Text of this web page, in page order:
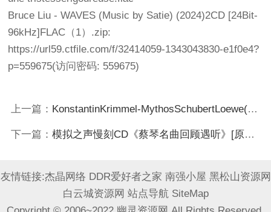
Bruce Liu - WAVES (Music by Satie) (2024)2CD [24Bit-
96kHz]FLAC（1）.zip:
https://url59.ctfile.com/f/32414059-1343043830-e1f0e4?
p=559675(访问密码: 559675)
上一篇： KonstantinKrimmel-MythosSchubertLoewe(2024)[24Bit-96kHz]FLAC
下一篇： 模拟之声慢刻CD《蔡琴名曲回顾遇听》[原抓WAV+CUE]
友情链接:杰晶网络 DDR爱好者之家 南强小屋 黑松山资源网
白云城资源网 站点导航 SiteMap